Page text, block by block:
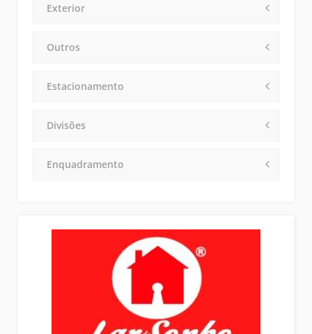
Exterior
Outros
Estacionamento
Divisões
Enquadramento